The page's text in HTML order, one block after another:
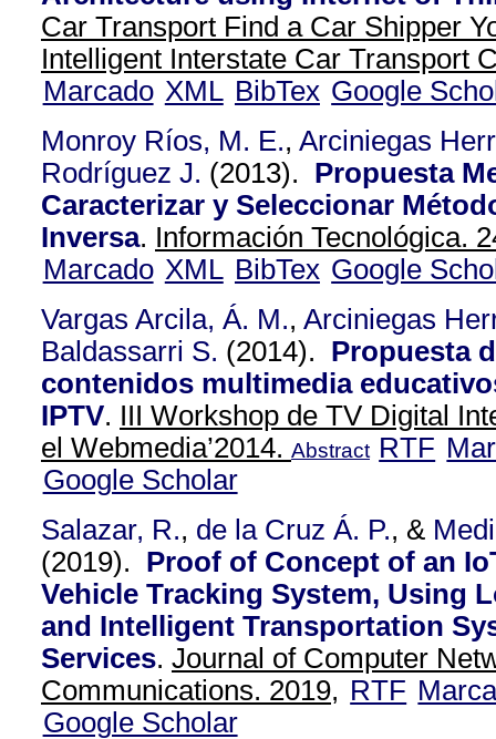
Car Transport Find a Car Shipper
Intelligent Interstate Car Transport
Marcado XML BibTex Google
Monroy Ríos, M. E., Arciniegas
Rodríguez J. (2013). Propuesta
Caracterizar y Seleccionar
Inversa. Información Tecnológica.
Marcado XML BibTex Google
Vargas Arcila, Á. M., Arciniegas
Baldassarri S. (2014). Propuesta
contenidos multimedia
IPTV. III Workshop de TV Digital
el Webmedia’2014. Abstract RTF
Google Scholar
Salazar, R., de la Cruz Á. P., &
(2019). Proof of Concept of an
Vehicle Tracking System, Using
and Intelligent Transportation
Services. Journal of Computer
Communications. 2019, RTF
Google Scholar